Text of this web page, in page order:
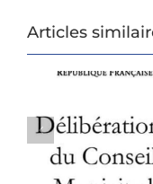
Articles
LE
1ER